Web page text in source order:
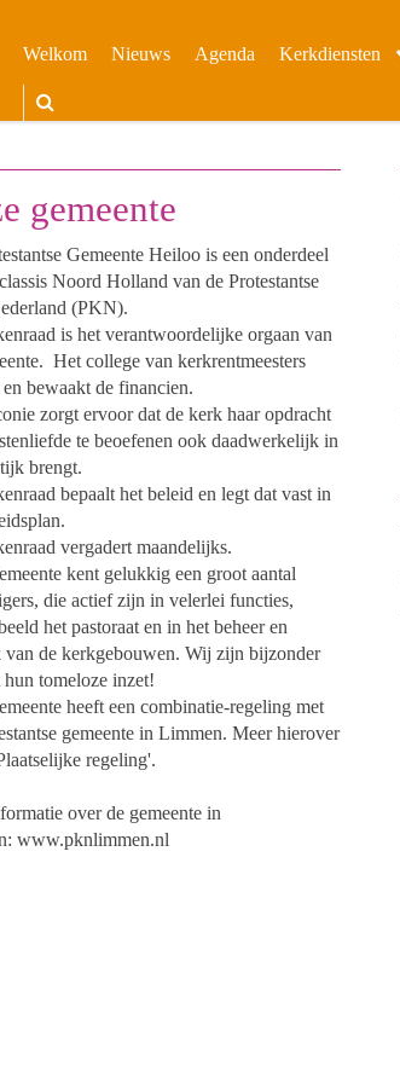
Welkom Nieuws Agenda Kerkdiensten
gemeente
Gemeente Heiloo is een onderdeel
Noord Holland van de Protestantse
(PKN).
is het verantwoordelijke orgaan van
Het college van kerkrentmeesters
en bewaakt de financien.
zorgt ervoor dat de kerk haar opdracht
te beoefenen ook daadwerkelijk in
brengt.
bepaalt het beleid en legt dat vast in
vergadert maandelijks.
kent gelukkig een groot aantal
die actief zijn in velerlei functies,
het pastoraat en in het beheer en
van de kerkgebouwen. Wij zijn bijzonder
tomeloze inzet!
heeft een combinatie-regeling met
gemeente in Limmen. Meer hierover
regeling'.
over de gemeente in
www.pknlimmen.nl